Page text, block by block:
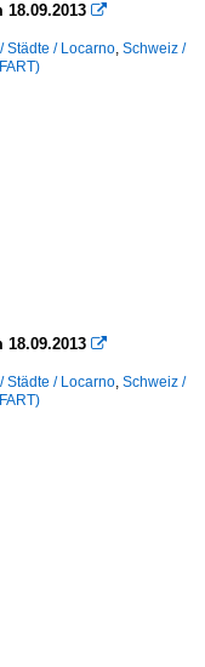
18.09.2013 
Städte / Locarno, Schweiz /
18.09.2013 
Städte / Locarno, Schweiz /